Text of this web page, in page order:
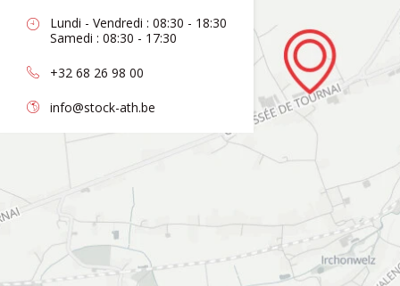
Lundi - Vendredi : 08:30 - 18:30
Samedi : 08:30 - 17:30
+32 68 26 98 00
info@stock-ath.be